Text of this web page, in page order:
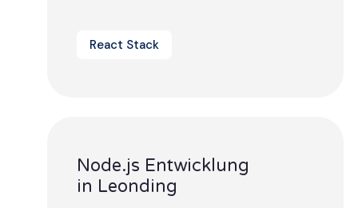
React Stack
Node.js Entwicklung
in Leonding